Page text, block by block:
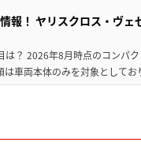
報！ ヤリスクロス・ヴェ
？ 2026年8月時点のコンパ
は車両本体のみを対象として